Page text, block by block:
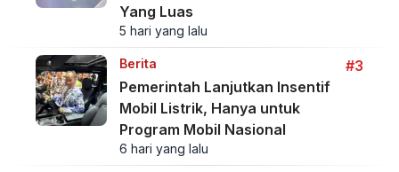
Yang Luas
5 hari yang lalu
Berita
#3
Pemerintah Lanjutkan Insentif
Mobil Listrik, Hanya untuk
Program Mobil Nasional
6 hari yang lalu